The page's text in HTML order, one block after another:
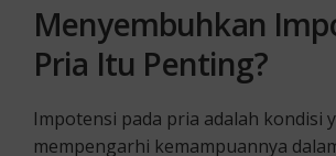
Menyembuhkan
Pria Itu Penting?
Impotensi pada pria adalah kondisi
mempengarhi kemampuannya